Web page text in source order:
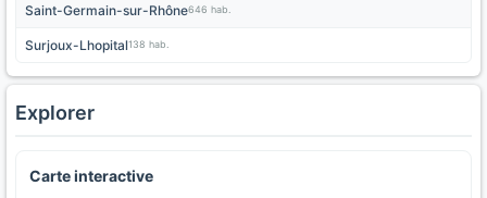
Saint-Germain-sur-Rhône646 hab.
Surjoux-Lhopital138 hab.
Explorer
Carte interactive